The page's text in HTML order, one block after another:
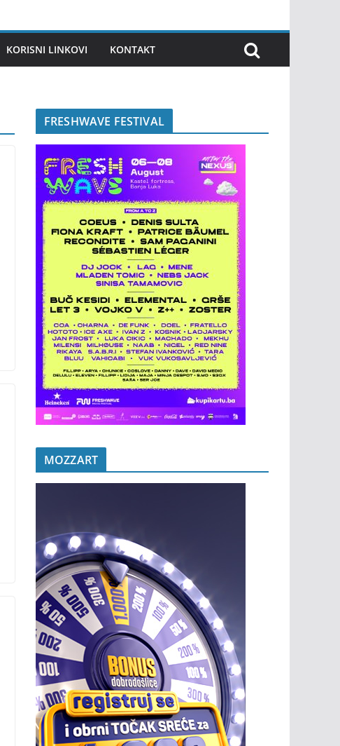
KORISNI LINKOVI KONTAKT
FRESHWAVE FESTIVAL
MOZZART